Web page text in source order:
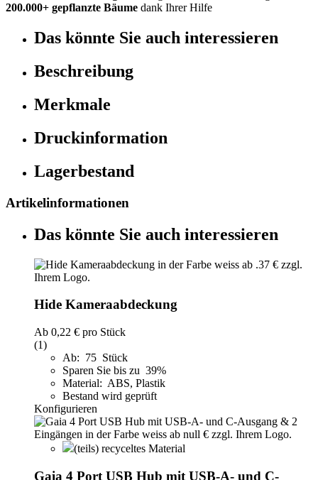
200.000+ gepflanzte Bäume dank Ihrer Hilfe
Das könnte Sie auch interessieren
Beschreibung
Merkmale
Druckinformation
Lagerbestand
Artikelinformationen
Das könnte Sie auch interessieren
Hide Kameraabdeckung
Ab 0,22 € pro Stück
(1)
Ab: 75 Stück
Sparen Sie bis zu 39%
Material: ABS, Plastik
Bestand wird geprüft
Konfigurieren
(teils) recyceltes Material
Gaia 4 Port USB Hub mit USB-A- und C-